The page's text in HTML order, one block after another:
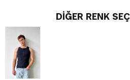
DIĞER RENK